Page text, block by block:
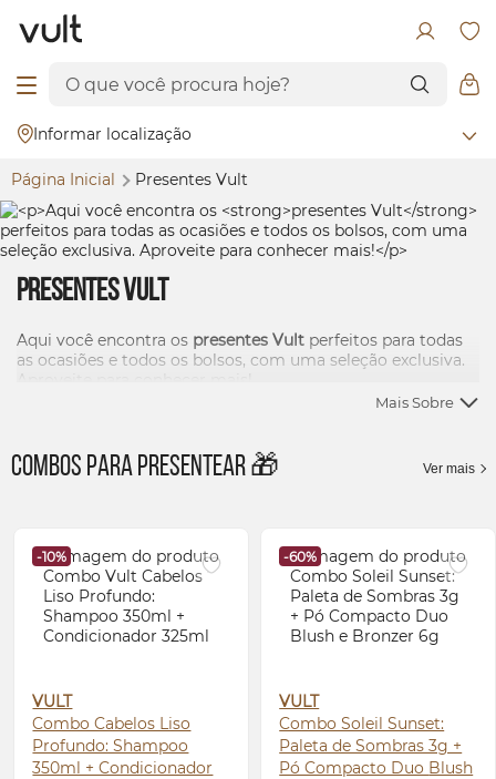
Informar localização
Página Inicial Presentes Vult
Presentes Vult
Aqui você encontra os presentes Vult perfeitos para todas
as ocasiões e todos os bolsos, com uma seleção exclusiva.
Aproveite para conhecer mais!
Mais Sobre
Combos para presentear 🎁 Ver mais
-10%
VULT
Combo Cabelos Liso
Profundo: Shampoo
350ml + Condicionador
-60%
VULT
Combo Soleil Sunset:
Paleta de Sombras 3g +
Pó Compacto Duo Blush